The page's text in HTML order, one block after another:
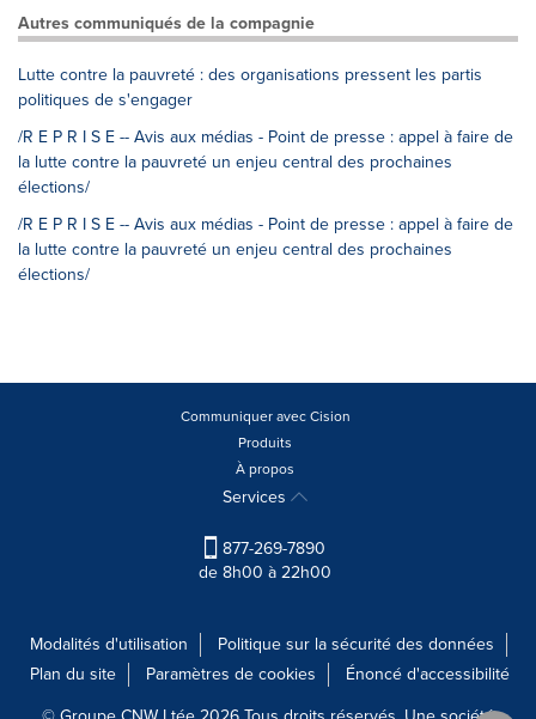
Autres communiqués de la compagnie
Lutte contre la pauvreté : des organisations pressent les partis
politiques de s'engager
/R E P R I S E -- Avis aux médias - Point de presse : appel à faire de
la lutte contre la pauvreté un enjeu central des prochaines
élections/
/R E P R I S E -- Avis aux médias - Point de presse : appel à faire de
la lutte contre la pauvreté un enjeu central des prochaines
élections/
Communiquer avec Cision
Produits
À propos
Services
877-269-7890
de 8h00 à 22h00
Modalités d'utilisation
Politique sur la sécurité des données
Plan du site
Paramètres de cookies
Énoncé d'accessibilité